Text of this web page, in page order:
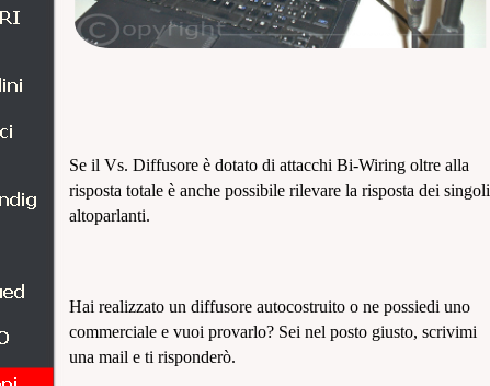
Se il Vs. Diffusore è dotato di attacchi Bi-Wiring oltre alla
risposta totale è anche possibile rilevare la risposta dei singoli
altoparlanti.
Hai realizzato un diffusore autocostruito o ne possiedi uno
commerciale e vuoi provarlo? Sei nel posto giusto, scrivimi
una mail e ti risponderò.